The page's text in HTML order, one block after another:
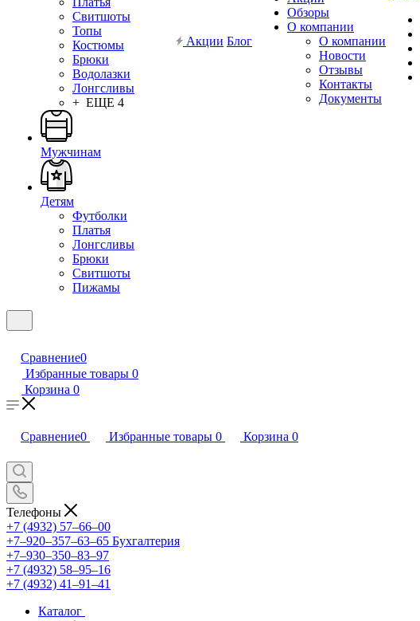
Свитшоты
Топы
Костюмы
Брюки
Водолазки
Лонгсливы
+ ЕЩЕ 4
Мужчинам
Детям
Футболки
Платья
Лонгсливы
Брюки
Свитшоты
Пижамы
Акции Блог
Обзоры
О компании
О компании
Новости
Отзывы
Контакты
Документы
Сравнение0
Избранные товары 0
Корзина 0
Сравнение0 Избранные товары 0 Корзина 0
Телефоны
+7 (4932) 57‒66‒00
+7‒920‒357‒63‒65 Бухгалтерия
+7‒930‒350‒83‒97
+7 (4932) 58‒95‒16
+7 (4932) 41‒91‒41
Каталог